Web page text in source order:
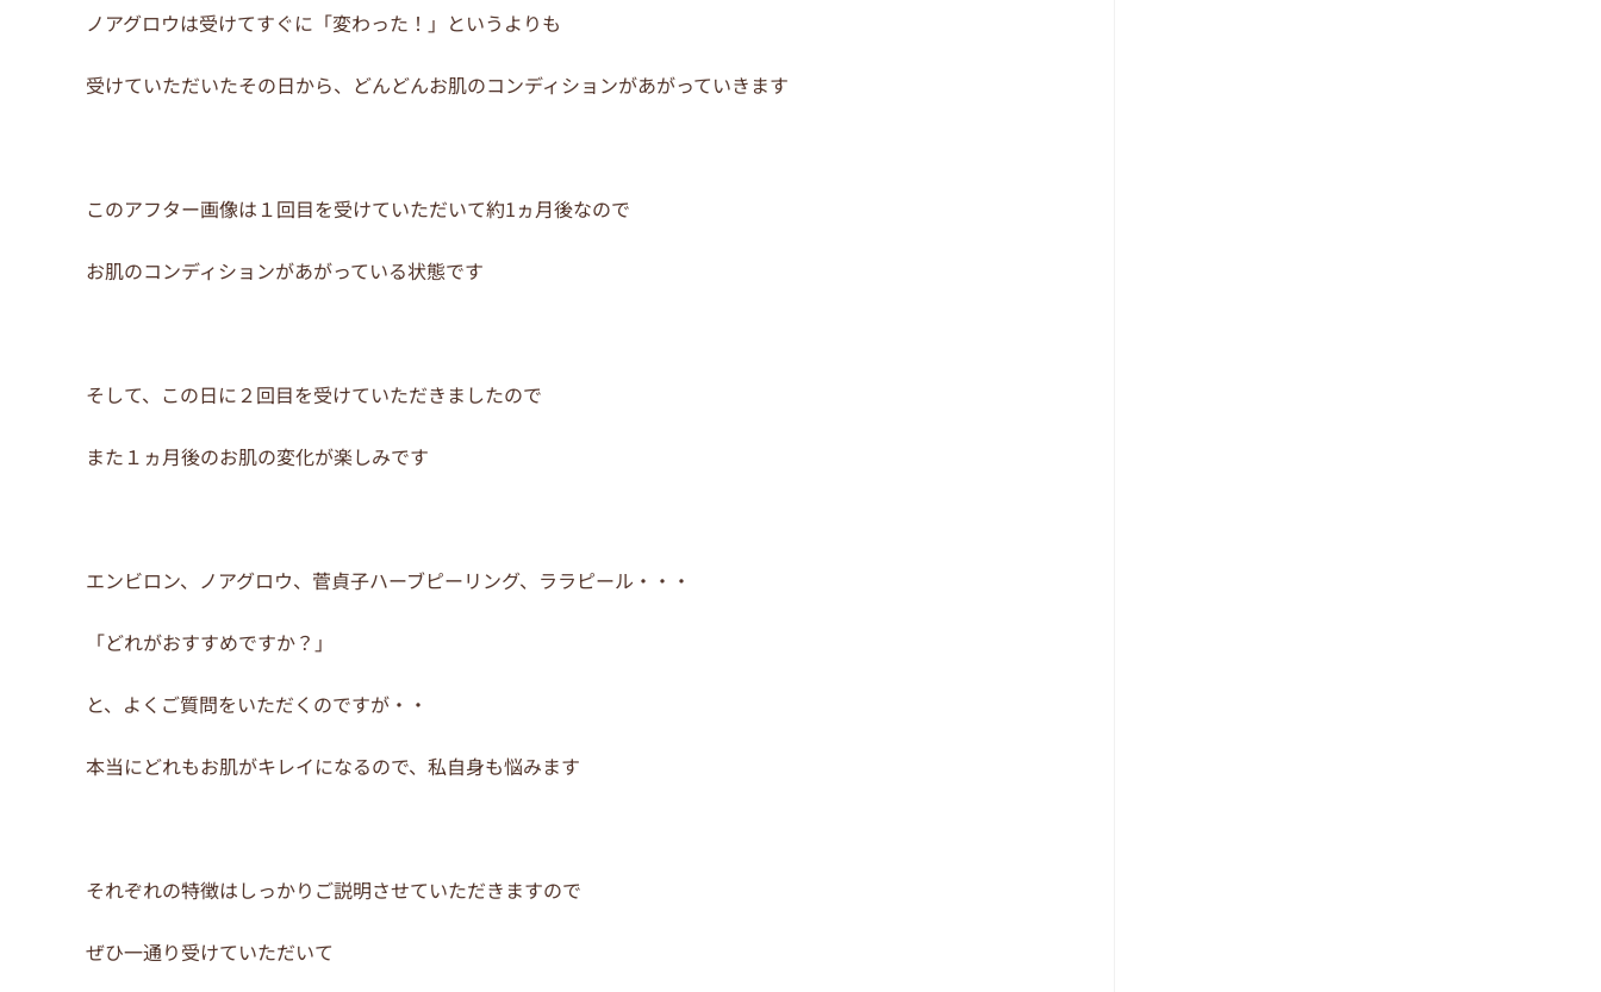
ノアグロウは受けてすぐに「変わった！」というよりも
受けていただいたその日から、どんどんお肌のコンディションがあがっていきます
このアフター画像は１回目を受けていただいて約1ヵ月後なので
お肌のコンディションがあがっている状態です
そして、この日に２回目を受けていただきましたので
また１ヵ月後のお肌の変化が楽しみです
エンビロン、ノアグロウ、菅貞子ハーブピーリング、ララピール・・・
「どれがおすすめですか？」
と、よくご質問をいただくのですが・・
本当にどれもお肌がキレイになるので、私自身も悩みます
それぞれの特徴はしっかりご説明させていただきますので
ぜひ一通り受けていただいて